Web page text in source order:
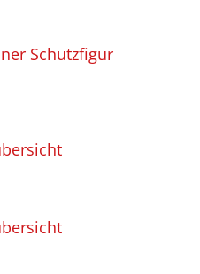
Schutzfigur